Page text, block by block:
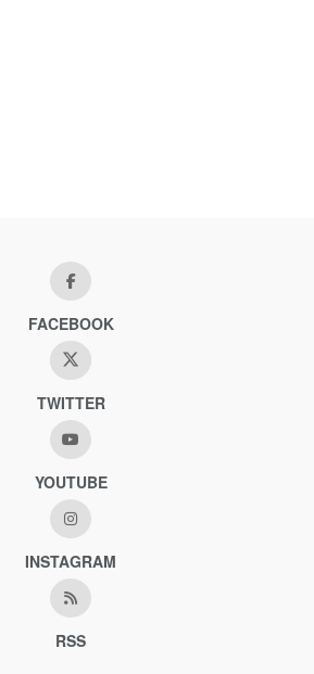
FACEBOOK
TWITTER
YOUTUBE
INSTAGRAM
RSS